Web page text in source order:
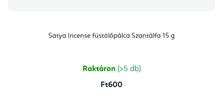
Satya Incense füstölőpálca Szantálfa 15 g
Raktáron (>5 db)
Ft600